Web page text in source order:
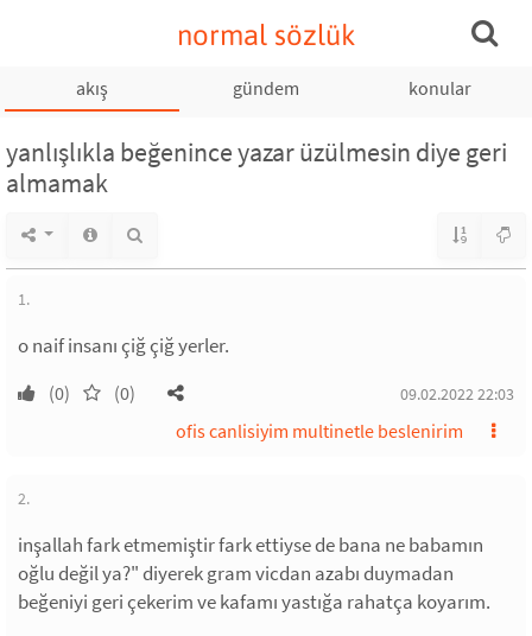
normal sözlük
akış gündem konular
yanlışlıkla beğenince yazar üzülmesin diye geri
almamak
1.
o naif insanı çiğ çiğ yerler.
(0) (0) 09.02.2022 22:03
ofis canlisiyim multinetle beslenirim
2.
inşallah fark etmemiştir fark ettiyse de bana ne babamın
oğlu değil ya?" diyerek gram vicdan azabı duymadan
beğeniyi geri çekerim ve kafamı yastığa rahatça koyarım.